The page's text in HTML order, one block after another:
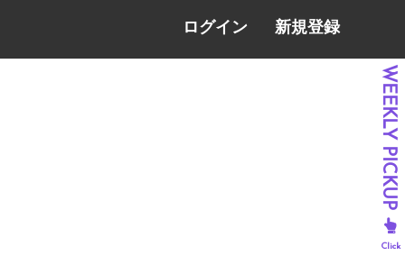
ログイン 新規登録